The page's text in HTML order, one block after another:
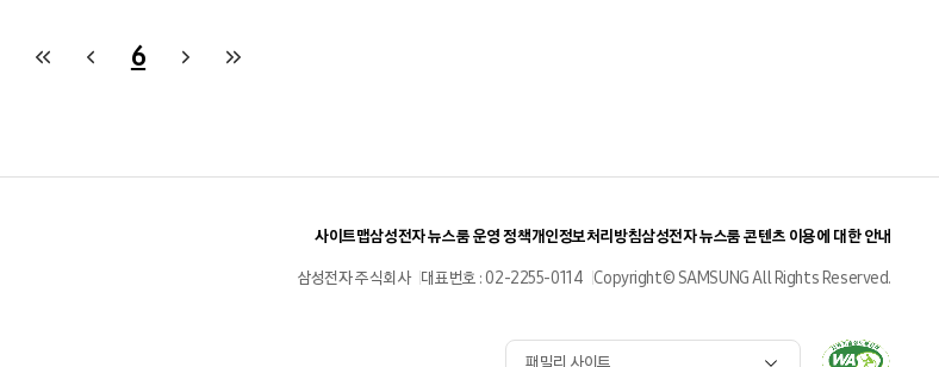
6
사이트맵삼성전자 뉴스룸 운영 정책개인정보처리방침삼성전자 뉴스룸 콘텐츠 이용에 대한 안내
삼성전자 주식회사 대표번호 : 02-2255-0114 Copyright© SAMSUNG All Rights Reserved.